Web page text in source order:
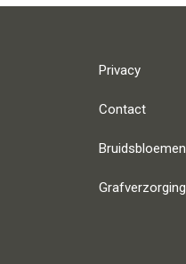
Privacy
Contact
Bruidsbloemen
Grafverzorging